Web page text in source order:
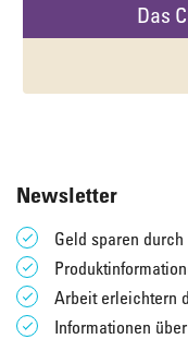
Das
Newsletter
Geld sparen
Arbeit erleichtern
Informationen